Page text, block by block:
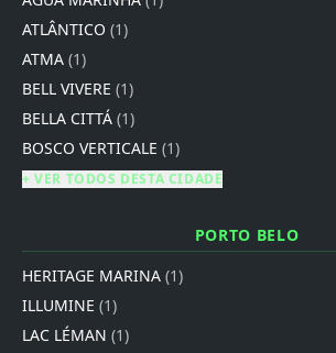
ATLÂNTICO (1)
ATMA (1)
BELL VIVERE (1)
BELLA CITTÁ (1)
BOSCO VERTICALE (1)
+ VER TODOS DESTA CIDADE
PORTO BELO
HERITAGE MARINA (1)
ILLUMINE (1)
LAC LÉMAN (1)